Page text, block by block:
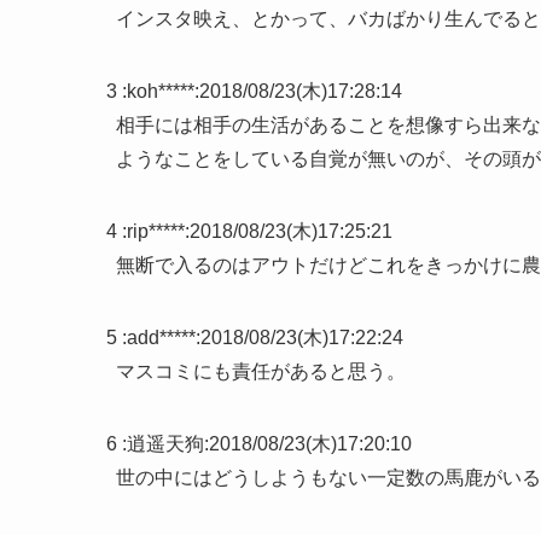
インスタ映え、とかって、バカばかり生んでる
3 :koh*****:2018/08/23(木)17:28:14
相手には相手の生活があることを想像すら出来
ようなことをしている自覚が無いのが、その頭
4 :rip*****:2018/08/23(木)17:25:21
無断で入るのはアウトだけどこれをきっかけに
5 :add*****:2018/08/23(木)17:22:24
マスコミにも責任があると思う。
6 :逍遥天狗:2018/08/23(木)17:20:10
世の中にはどうしようもない一定数の馬鹿がい